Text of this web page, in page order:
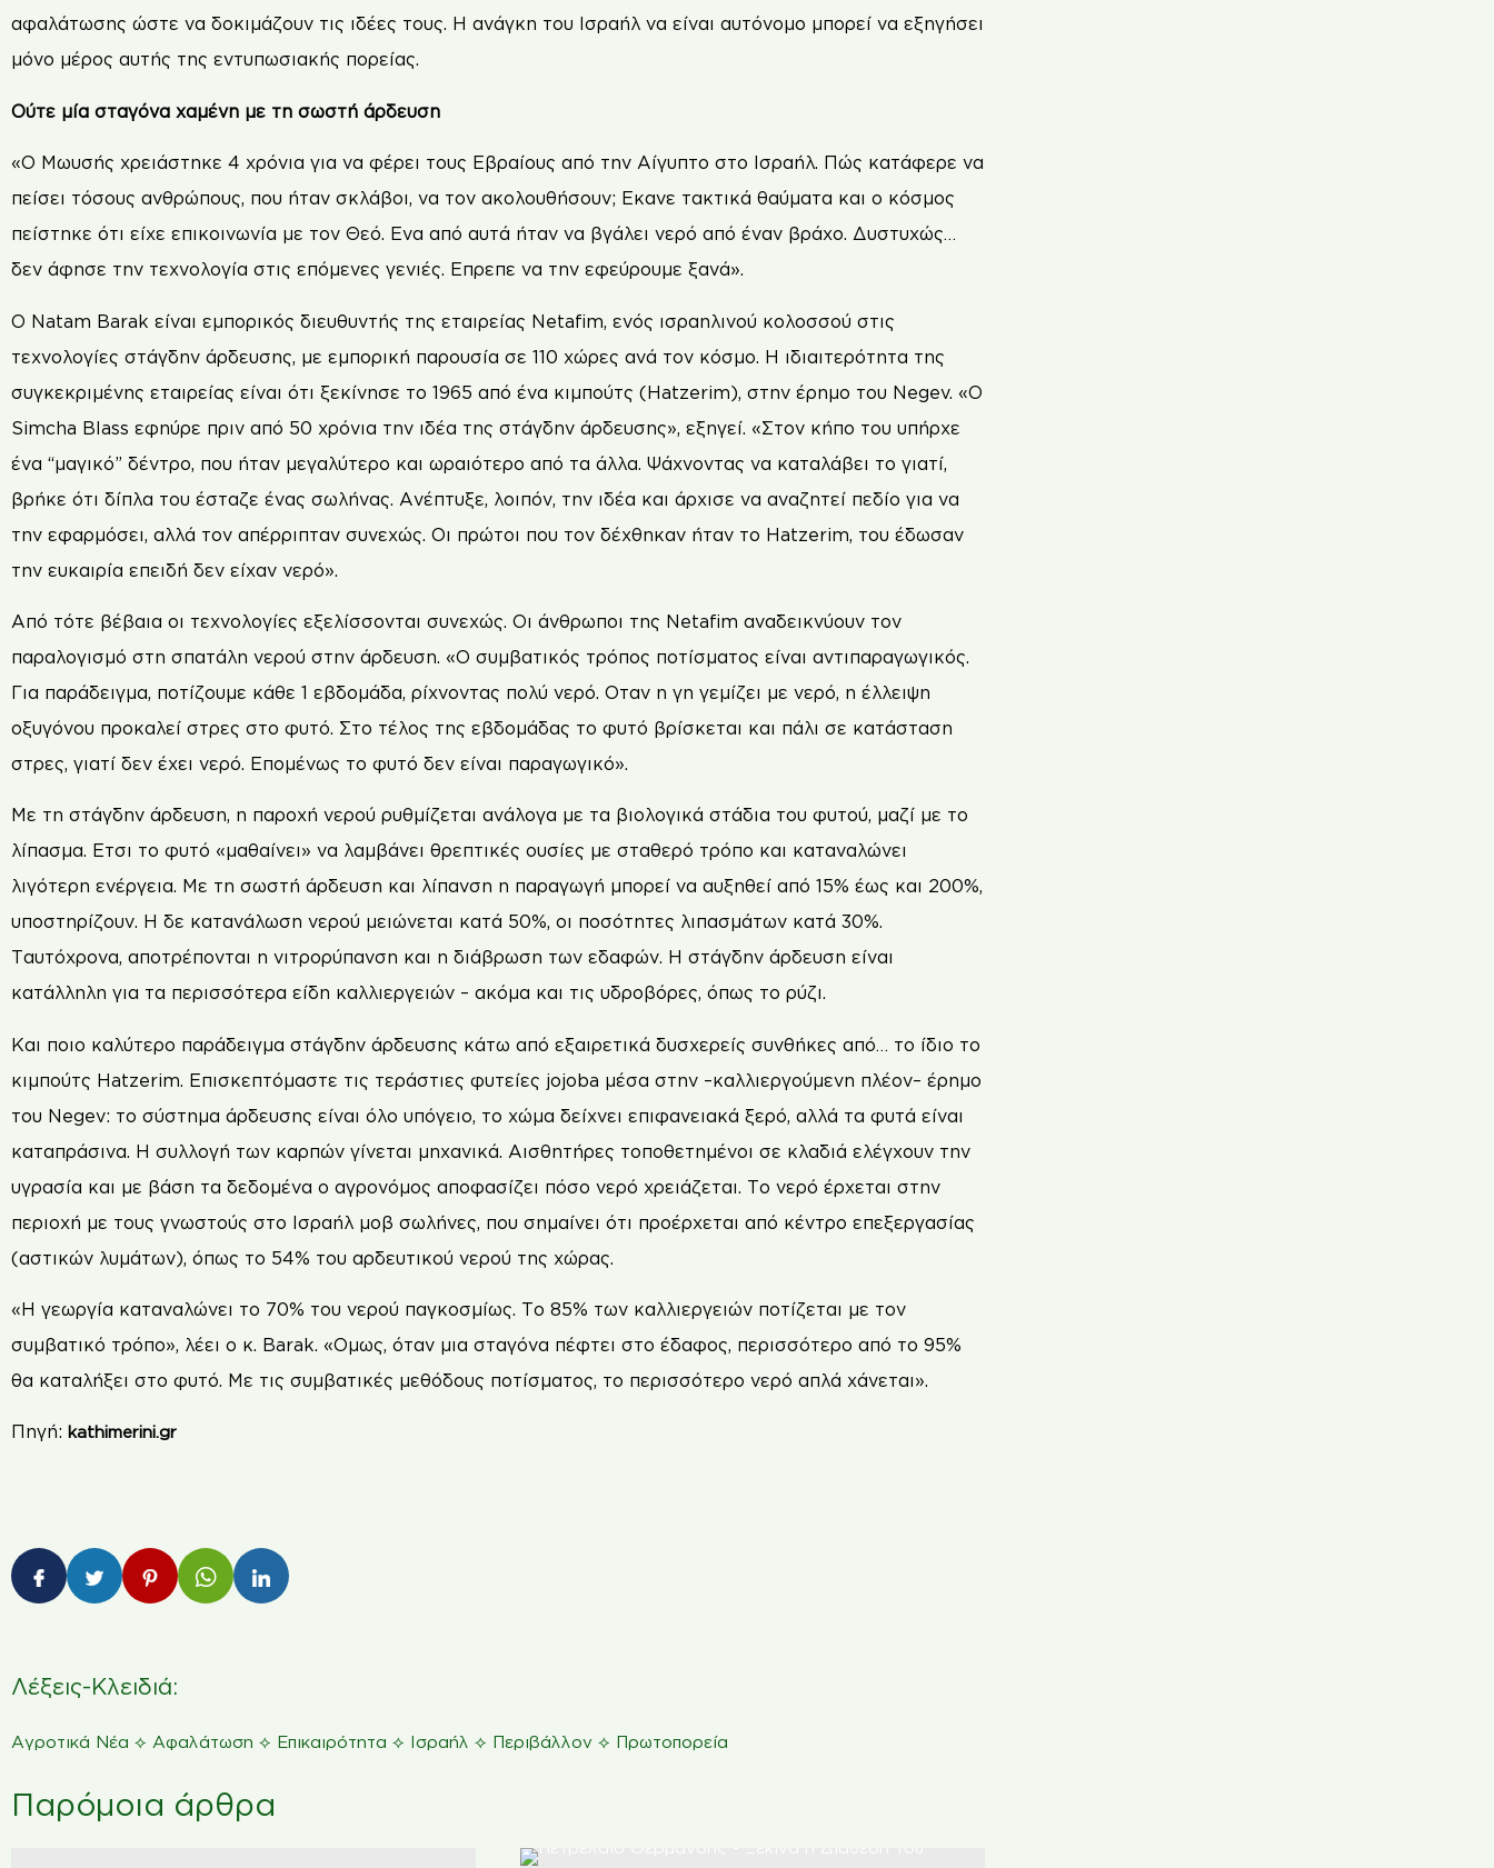
αφαλάτωσης ώστε να δοκιμάζουν τις ιδέες τους. Η ανάγκη του Ισραήλ να είναι αυτόνομο μπορεί να εξηγήσει
μόνο μέρος αυτής της εντυπωσιακής πορείας.
Ούτε μία σταγόνα χαμένη με τη σωστή άρδευση
«Ο Μωυσής χρειάστηκε 4 χρόνια για να φέρει τους Εβραίους από την Αίγυπτο στο Ισραήλ. Πώς κατάφερε να
πείσει τόσους ανθρώπους, που ήταν σκλάβοι, να τον ακολουθήσουν; Εκανε τακτικά θαύματα και ο κόσμος
πείστηκε ότι είχε επικοινωνία με τον Θεό. Ενα από αυτά ήταν να βγάλει νερό από έναν βράχο. Δυστυχώς…
δεν άφησε την τεχνολογία στις επόμενες γενιές. Επρεπε να την εφεύρουμε ξανά».
Ο Natam Barak είναι εμπορικός διευθυντής της εταιρείας Netafim, ενός ισραηλινού κολοσσού στις
τεχνολογίες στάγδην άρδευσης, με εμπορική παρουσία σε 110 χώρες ανά τον κόσμο. Η ιδιαιτερότητα της
συγκεκριμένης εταιρείας είναι ότι ξεκίνησε το 1965 από ένα κιμπούτς (Hatzerim), στην έρημο του Negev. «Ο
Simcha Blass εφηύρε πριν από 50 χρόνια την ιδέα της στάγδην άρδευσης», εξηγεί. «Στον κήπο του υπήρχε
ένα “μαγικό” δέντρο, που ήταν μεγαλύτερο και ωραιότερο από τα άλλα. Ψάχνοντας να καταλάβει το γιατί,
βρήκε ότι δίπλα του έσταζε ένας σωλήνας. Ανέπτυξε, λοιπόν, την ιδέα και άρχισε να αναζητεί πεδίο για να
την εφαρμόσει, αλλά τον απέρριπταν συνεχώς. Οι πρώτοι που τον δέχθηκαν ήταν το Hatzerim, του έδωσαν
την ευκαιρία επειδή δεν είχαν νερό».
Από τότε βέβαια οι τεχνολογίες εξελίσσονται συνεχώς. Οι άνθρωποι της Netafim αναδεικνύουν τον
παραλογισμό στη σπατάλη νερού στην άρδευση. «Ο συμβατικός τρόπος ποτίσματος είναι αντιπαραγωγικός.
Για παράδειγμα, ποτίζουμε κάθε 1 εβδομάδα, ρίχνοντας πολύ νερό. Οταν η γη γεμίζει με νερό, η έλλειψη
οξυγόνου προκαλεί στρες στο φυτό. Στο τέλος της εβδομάδας το φυτό βρίσκεται και πάλι σε κατάσταση
στρες, γιατί δεν έχει νερό. Επομένως το φυτό δεν είναι παραγωγικό».
Με τη στάγδην άρδευση, η παροχή νερού ρυθμίζεται ανάλογα με τα βιολογικά στάδια του φυτού, μαζί με το
λίπασμα. Ετσι το φυτό «μαθαίνει» να λαμβάνει θρεπτικές ουσίες με σταθερό τρόπο και καταναλώνει
λιγότερη ενέργεια. Με τη σωστή άρδευση και λίπανση η παραγωγή μπορεί να αυξηθεί από 15% έως και 200%,
υποστηρίζουν. Η δε κατανάλωση νερού μειώνεται κατά 50%, οι ποσότητες λιπασμάτων κατά 30%.
Ταυτόχρονα, αποτρέπονται η νιτρορύπανση και η διάβρωση των εδαφών. Η στάγδην άρδευση είναι
κατάλληλη για τα περισσότερα είδη καλλιεργειών – ακόμα και τις υδροβόρες, όπως το ρύζι.
Και ποιο καλύτερο παράδειγμα στάγδην άρδευσης κάτω από εξαιρετικά δυσχερείς συνθήκες από… το ίδιο το
κιμπούτς Hatzerim. Επισκεπτόμαστε τις τεράστιες φυτείες jojoba μέσα στην –καλλιεργούμενη πλέον– έρημο
του Negev: το σύστημα άρδευσης είναι όλο υπόγειο, το χώμα δείχνει επιφανειακά ξερό, αλλά τα φυτά είναι
καταπράσινα. Η συλλογή των καρπών γίνεται μηχανικά. Αισθητήρες τοποθετημένοι σε κλαδιά ελέγχουν την
υγρασία και με βάση τα δεδομένα ο αγρονόμος αποφασίζει πόσο νερό χρειάζεται. Το νερό έρχεται στην
περιοχή με τους γνωστούς στο Ισραήλ μοβ σωλήνες, που σημαίνει ότι προέρχεται από κέντρο επεξεργασίας
(αστικών λυμάτων), όπως το 54% του αρδευτικού νερού της χώρας.
«Η γεωργία καταναλώνει το 70% του νερού παγκοσμίως. Το 85% των καλλιεργειών ποτίζεται με τον
συμβατικό τρόπο», λέει ο κ. Barak. «Ομως, όταν μια σταγόνα πέφτει στο έδαφος, περισσότερο από το 95%
θα καταλήξει στο φυτό. Με τις συμβατικές μεθόδους ποτίσματος, το περισσότερο νερό απλά χάνεται».
Πηγή: kathimerini.gr
Λέξεις-Κλειδιά:
Αγροτικά Νέα ⟡ Αφαλάτωση ⟡ Επικαιρότητα ⟡ Ισραήλ ⟡ Περιβάλλον ⟡ Πρωτοπορεία
Παρόμοια άρθρα